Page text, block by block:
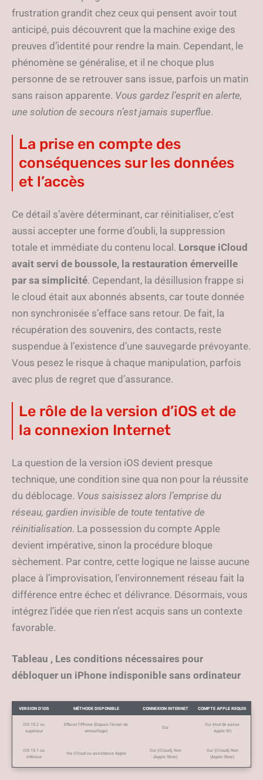
frustration grandit chez ceux qui pensent avoir tout
anticipé, puis découvrent que la machine exige des
preuves d’identité pour rendre la main. Cependant, le
phénomène se généralise, et il ne choque plus
personne de se retrouver sans issue, parfois un matin
sans raison apparente. Vous gardez l’esprit en alerte,
une solution de secours n’est jamais superflue.
La prise en compte des
conséquences sur les données
et l’accès
Ce détail s’avère déterminant, car réinitialiser, c’est
aussi accepter une forme d’oubli, la suppression
totale et immédiate du contenu local. Lorsque iCloud
avait servi de boussole, la restauration émerveille
par sa simplicité. Cependant, la désillusion frappe si
le cloud était aux abonnés absents, car toute donnée
non synchronisée s’efface sans retour. De fait, la
récupération des souvenirs, des contacts, reste
suspendue à l’existence d’une sauvegarde prévoyante.
Vous pesez le risque à chaque manipulation, parfois
avec plus de regret que d’assurance.
Le rôle de la version d’iOS et de
la connexion Internet
La question de la version iOS devient presque
technique, une condition sine qua non pour la réussite
du déblocage. Vous saisissez alors l’emprise du
réseau, gardien invisible de toute tentative de
réinitialisation. La possession du compte Apple
devient impérative, sinon la procédure bloque
sèchement. Par contre, cette logique ne laisse aucune
place à l’improvisation, l’environnement réseau fait la
différence entre échec et délivrance. Désormais, vous
intégrez l’idée que rien n’est acquis sans un contexte
favorable.
Tableau , Les conditions nécessaires pour
débloquer un iPhone indisponible sans ordinateur
VERSION D’IOS MÉTHODE DISPONIBLE CONNEXION INTERNET COMPTE APPLE REQUIS
iOS 15.2 ou
supérieur
Effacer l’iPhone (Depuis l’écran de
verrouillage)
Oui
Oui (mot de passe
Apple ID)
iOS 15.1 ou
inférieur
Via iCloud ou assistance Apple
Oui (iCloud), Non
(Apple Store)
Oui (iCloud), Non
(Apple Store)